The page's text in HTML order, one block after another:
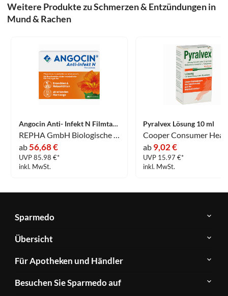
Weitere Produkte zu Schmerzen & Entzündungen in
Mund & Rachen
Angocin Anti- Infekt N Filmtabletten 500 Stück
REPHA GmbH Biologische Arzneimittel
ab56,68 €
UVP 85.98 €*
inkl. MwSt.
Pyralvex Lösung 10 ml
ab 9,02 €
UVP 15.97 €*
inkl. MwSt.
Sparmedo
Über
Sparmedo
Kontakt
Übersicht
Herstellerverzeichnis
Produkte
Für Apotheken und Händler
&
Besuchen Sie Sparmedo auf